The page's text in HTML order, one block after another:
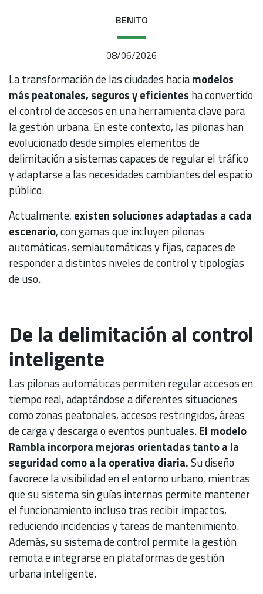
BENITO
08/06/2026
La transformación de las ciudades haciamodelos
más peatonales, seguros y eficientes ha convertido
el control de accesos en una herramienta clave para
la gestión urbana. En este contexto, las pilonas han
evolucionado desde simples elementos de
delimitación a sistemas capaces de regular el tráfico
y adaptarse a las necesidades cambiantes del espacio
público.
Actualmente, existen soluciones adaptadas a cada
escenario, con gamas que incluyen pilonas
automáticas, semiautomáticas y fijas, capaces de
responder a distintos niveles de control y tipologías
de uso.
De la delimitación al control
inteligente
Las pilonas automáticas permiten regular accesos en
tiempo real, adaptándose a diferentes situaciones
como zonas peatonales, accesos restringidos, áreas
de carga y descarga o eventos puntuales.El modelo
Rambla incorpora mejoras orientadas tanto a la
seguridad como a la operativa diaria.Su diseño
favorece la visibilidad en el entorno urbano, mientras
que su sistema sin guías internas permite mantener
el funcionamiento incluso tras recibir impactos,
reduciendo incidencias y tareas de mantenimiento.
Además, su sistema de control permite la gestión
remota e integrarse en plataformas de gestión
urbana inteligente.